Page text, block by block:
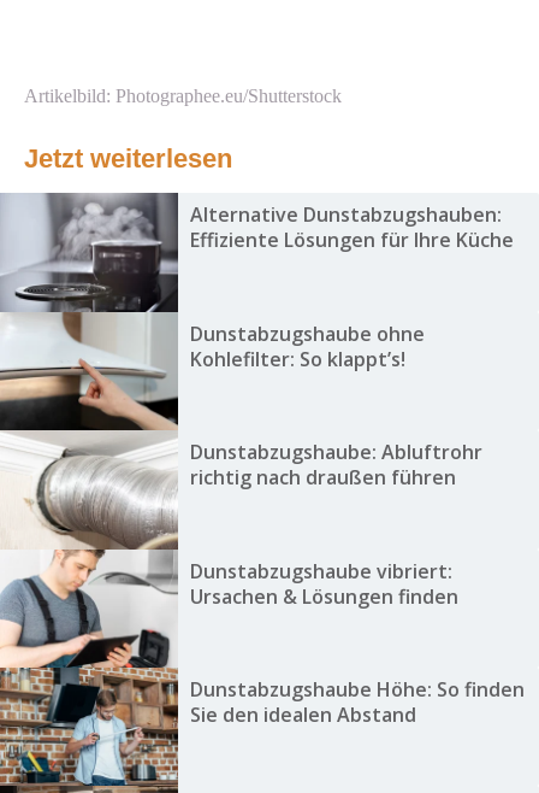
Artikelbild: Photographee.eu/Shutterstock
Jetzt weiterlesen
Alternative Dunstabzugshauben:
Effiziente Lösungen für Ihre Küche
Dunstabzugshaube ohne
Kohlefilter: So klappt’s!
Dunstabzugshaube: Abluftrohr
richtig nach draußen führen
Dunstabzugshaube vibriert:
Ursachen & Lösungen finden
Dunstabzugshaube Höhe: So finden
Sie den idealen Abstand